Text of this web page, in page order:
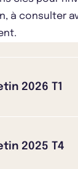
à consulter
2026 T1
2025 T4